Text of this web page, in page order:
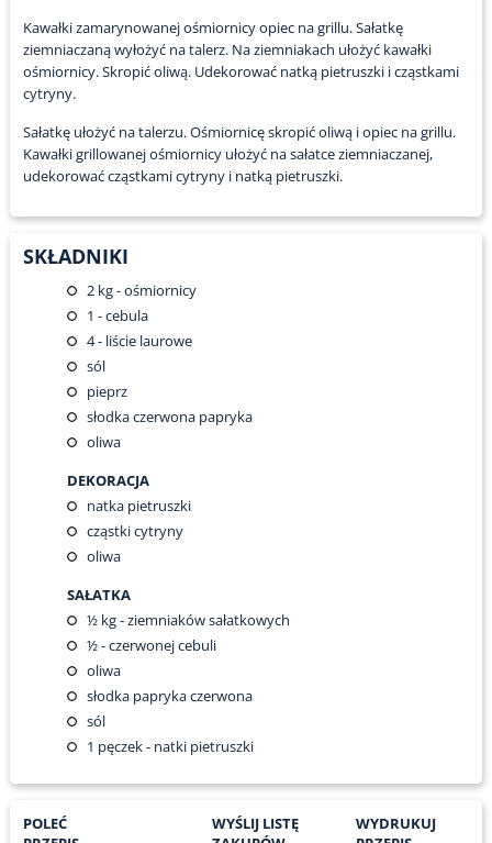
Kawałki zamarynowanej ośmiornicy opiec na grillu. Sałatkę
ziemniaczaną wyłożyć na talerz. Na ziemniakach ułożyć kawałki
ośmiornicy. Skropić oliwą. Udekorować natką pietruszki i cząstkami
cytryny.
Sałatkę ułożyć na talerzu. Ośmiornicę skropić oliwą i opiec na grillu.
Kawałki grillowanej ośmiornicy ułożyć na sałatce ziemniaczanej,
udekorować cząstkami cytryny i natką pietruszki.
SKŁADNIKI
2kg - ośmiornicy
1 - cebula
4- liście laurowe
sól
pieprz
słodka czerwona papryka
oliwa
DEKORACJA
natka pietruszki
cząstki cytryny
oliwa
SAŁATKA
½kg - ziemniaków sałatkowych
½- czerwonej cebuli
oliwa
słodka papryka czerwona
sól
1 pęczek - natki pietruszki
POLEĆ
WYŚLIJ LISTĘ
WYDRUKUJ